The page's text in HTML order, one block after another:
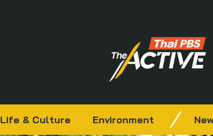
Life & Culture Environment